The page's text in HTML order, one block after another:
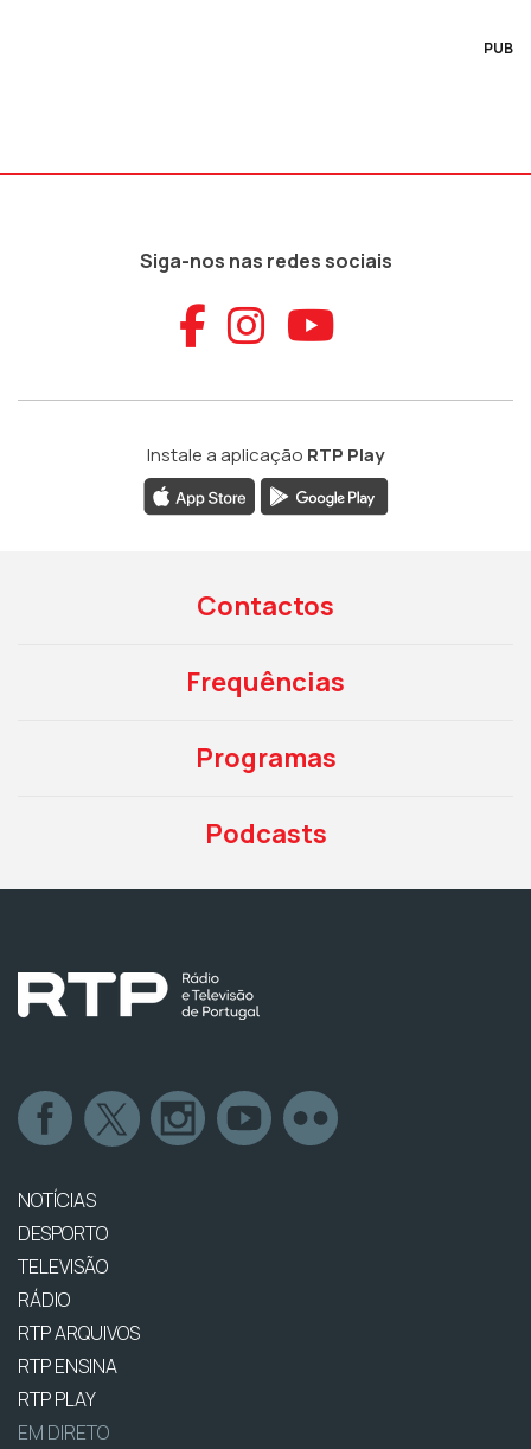
PUB
Siga-nos nas redes sociais
Aceder ao
Aceder ao
Aceder
Instale a aplicação RTP Play
Contactos
Frequências
Programas
Podcasts
NOTÍCIAS
DESPORTO
TELEVISÃO
RÁDIO
RTP ARQUIVOS
RTP ENSINA
RTP PLAY
EM DIRETO